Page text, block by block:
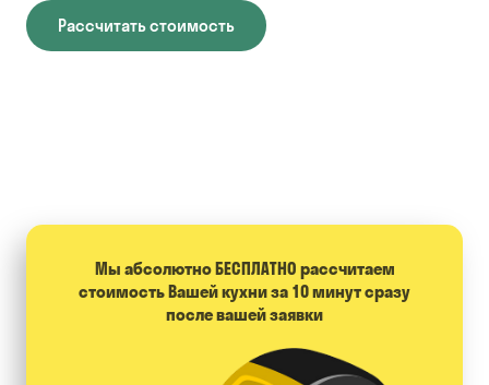
Рассчитать стоимость
Мы абсолютно БЕСПЛАТНО расcчитаем
стоимость Вашей кухни за 10 минут сразу
после вашей заявки